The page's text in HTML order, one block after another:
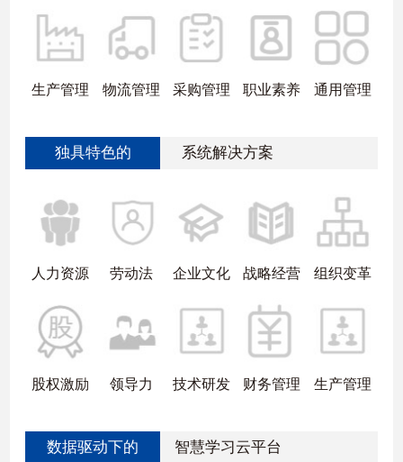
生产管理 物流管理 采购管理 职业素养 通用管理
独具特色的 系统解决方案
人力资源 劳动法 企业文化 战略经营 组织变革
股权激励 领导力 技术研发 财务管理 生产管理
数据驱动下的 智慧学习云平台